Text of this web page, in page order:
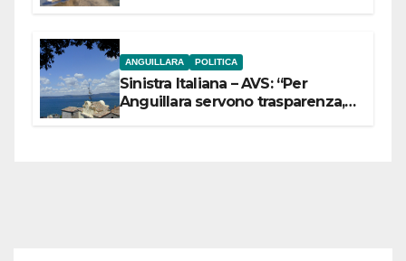
ANGUILLARA POLITICA
Sinistra Italiana – AVS: “Per
Anguillara servono trasparenza,